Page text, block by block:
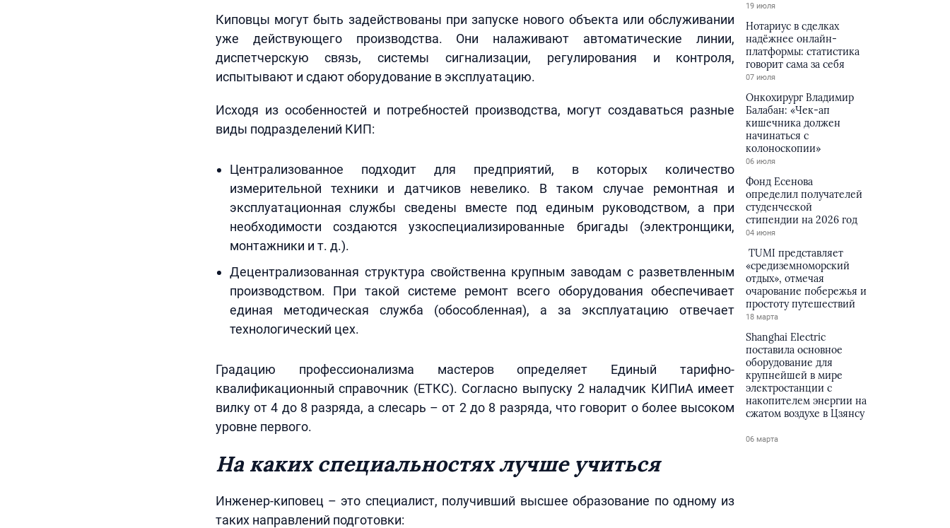
Киповцы могут быть задействованы при запуске нового объекта или обслуживании
уже действующего производства. Они налаживают автоматические линии,
диспетчерскую связь, системы сигнализации, регулирования и контроля,
испытывают и сдают оборудование в эксплуатацию.
Исходя из особенностей и потребностей производства, могут создаваться разные
виды подразделений КИП:
Централизованное подходит для предприятий, в которых количество
измерительной техники и датчиков невелико. В таком случае ремонтная и
эксплуатационная службы сведены вместе под единым руководством, а при
необходимости создаются узкоспециализированные бригады (электронщики,
монтажники и т. д.).
Децентрализованная структура свойственна крупным заводам с разветвленным
производством. При такой системе ремонт всего оборудования обеспечивает
единая методическая служба (обособленная), а за эксплуатацию отвечает
технологический цех.
Градацию профессионализма мастеров определяет Единый тарифно-
квалификационный справочник (ЕТКС). Согласно выпуску 2 наладчик КИПиА имеет
вилку от 4 до 8 разряда, а слесарь – от 2 до 8 разряда, что говорит о более высоком
уровне первого.
На каких специальностях лучше учиться
Инженер-киповец – это специалист, получивший высшее образование по одному из
таких направлений подготовки:
19 июля
Нотариус в сделках
надёжнее онлайн-
платформы: статистика
говорит сама за себя
07 июля
Онкохирург Владимир
Балабан: «Чек-ап
кишечника должен
начинаться с
колоноскопии»
06 июля
Фонд Есенова
определил получателей
студенческой
стипендии на 2026 год
04 июня
TUMI представляет
«средиземноморский
отдых», отмечая
очарование побережья и
простоту путешествий
18 марта
Shanghai Electric
поставила основное
оборудование для
крупнейшей в мире
электростанции с
накопителем энергии на
сжатом воздухе в Цзянсу
06 марта